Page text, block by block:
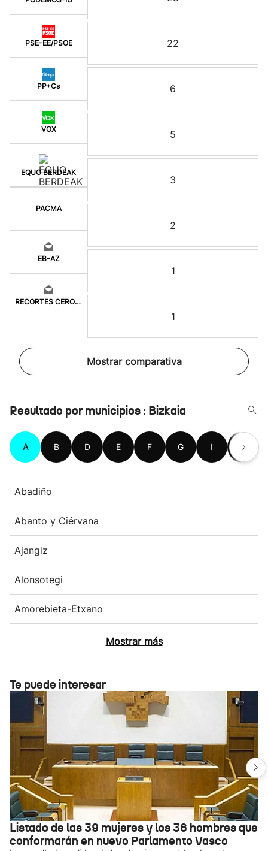
PSE-EE/PSOE
PP+Cs
VOX
EQUO BERDEAK
PACMA
EB-AZ
RECORTES CERO-LV-M
22
6
5
3
2
1
1
Mostrar comparativa
Resultado por municipios : Bizkaia
A B D E F G I K
Abadiño
Abanto y Ciérvana
Ajangiz
Alonsotegi
Amorebieta-Etxano
Mostrar más
Te puede interesar
Listado de las 39 mujeres y los 36 hombres que
conformarán en nuevo Parlamento Vasco